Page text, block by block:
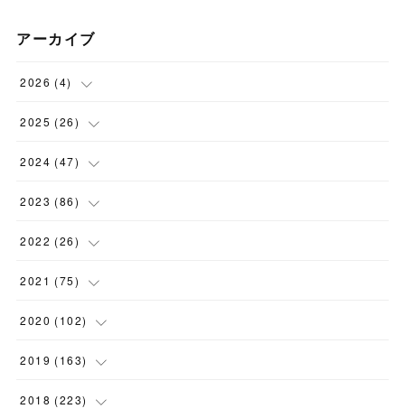
アーカイブ
2026 (4)
(1)
(3)
2025 (26)
(2)
(1)
(2)
(3)
2024 (47)
(4)
(2)
(1)
( 1 )
2023 (86)
(6)
(9)
(15)
( 16)
2022 (26)
(5)
(2)
(2)
(1 )
2021 (75)
(2)
(3)
(2)
2020 (102)
(4)
(4)
2019 (163)
(7)
2018 (223)